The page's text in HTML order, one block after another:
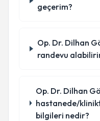
geçerim?
Op. Dr. Dilhan
randevu
Op. Dr. Dilhan
hastanede/
bilgileri nedir?